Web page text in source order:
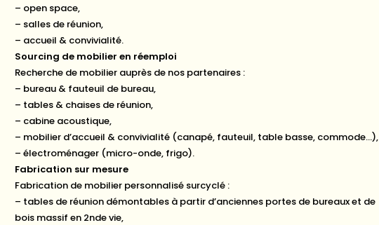
– open space,
– salles de réunion,
– accueil & convivialité.
Sourcing de mobilier en réemploi
Recherche de mobilier auprès de nos partenaires :
– bureau & fauteuil de bureau,
– tables & chaises de réunion,
– cabine acoustique,
– mobilier d’accueil & convivialité (canapé, fauteuil, table basse, commode…),
– électroménager (micro-onde, frigo).
Fabrication sur mesure
Fabrication de mobilier personnalisé surcyclé :
– tables de réunion démontables à partir d’anciennes portes de bureaux et de
bois massif en 2nde vie,